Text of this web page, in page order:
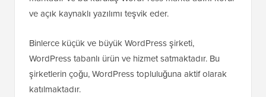
ve açık kaynaklı yazılımı teşvik eder.
Binlerce küçük ve büyük WordPress şirketi,
WordPress tabanlı ürün ve hizmet satmaktadır. Bu
şirketlerin çoğu, WordPress topluluğuna aktif olarak
katılmaktadır.